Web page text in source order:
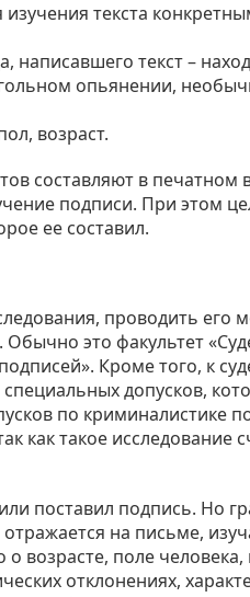
текста
написавшего текст –
опьянении,
возраст.
составляют в печатном
подписи. При этом
ее составил.
проводить его
это факультет
Кроме того, к
допусков,
по криминалистике
как такое исследование
поставил подпись. Но
на письме,
возрасте, поле
отклонениях,